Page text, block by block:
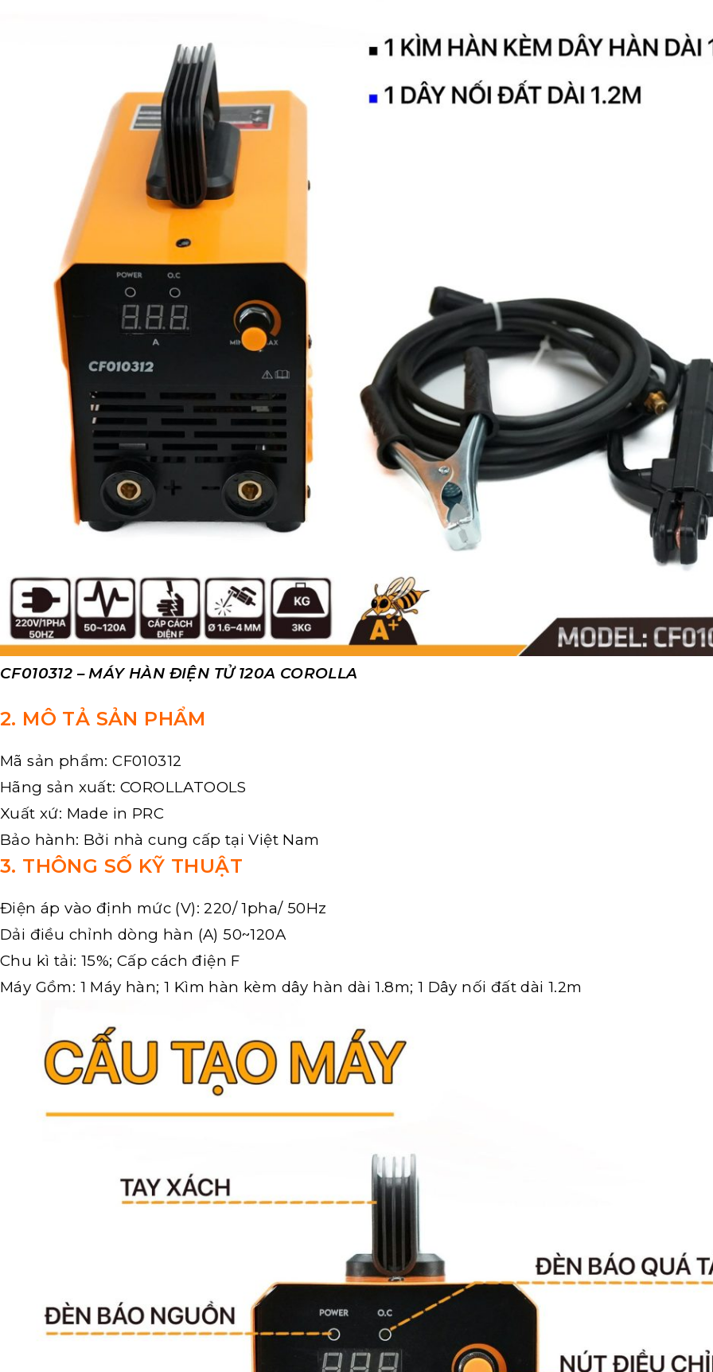
CF010312 – MÁY HÀN ĐIỆN TỬ 120A COROLLA
2. MÔ TẢ SẢN PHẨM
Mã sản phẩm: CF010312
Hãng sản xuất: COROLLATOOLS
Xuất xứ: Made in PRC
Bảo hành: Bởi nhà cung cấp tại Việt Nam
3. THÔNG SỐ KỸ THUẬT
Điện áp vào định mức (V): 220/ 1pha/ 50Hz
Dải điều chỉnh dòng hàn (A) 50~120A
Chu kì tải: 15%; Cấp cách điện F
Máy Gồm: 1 Máy hàn; 1 Kìm hàn kèm dây hàn dài 1.8m; 1 Dây nối đất dài 1.2m